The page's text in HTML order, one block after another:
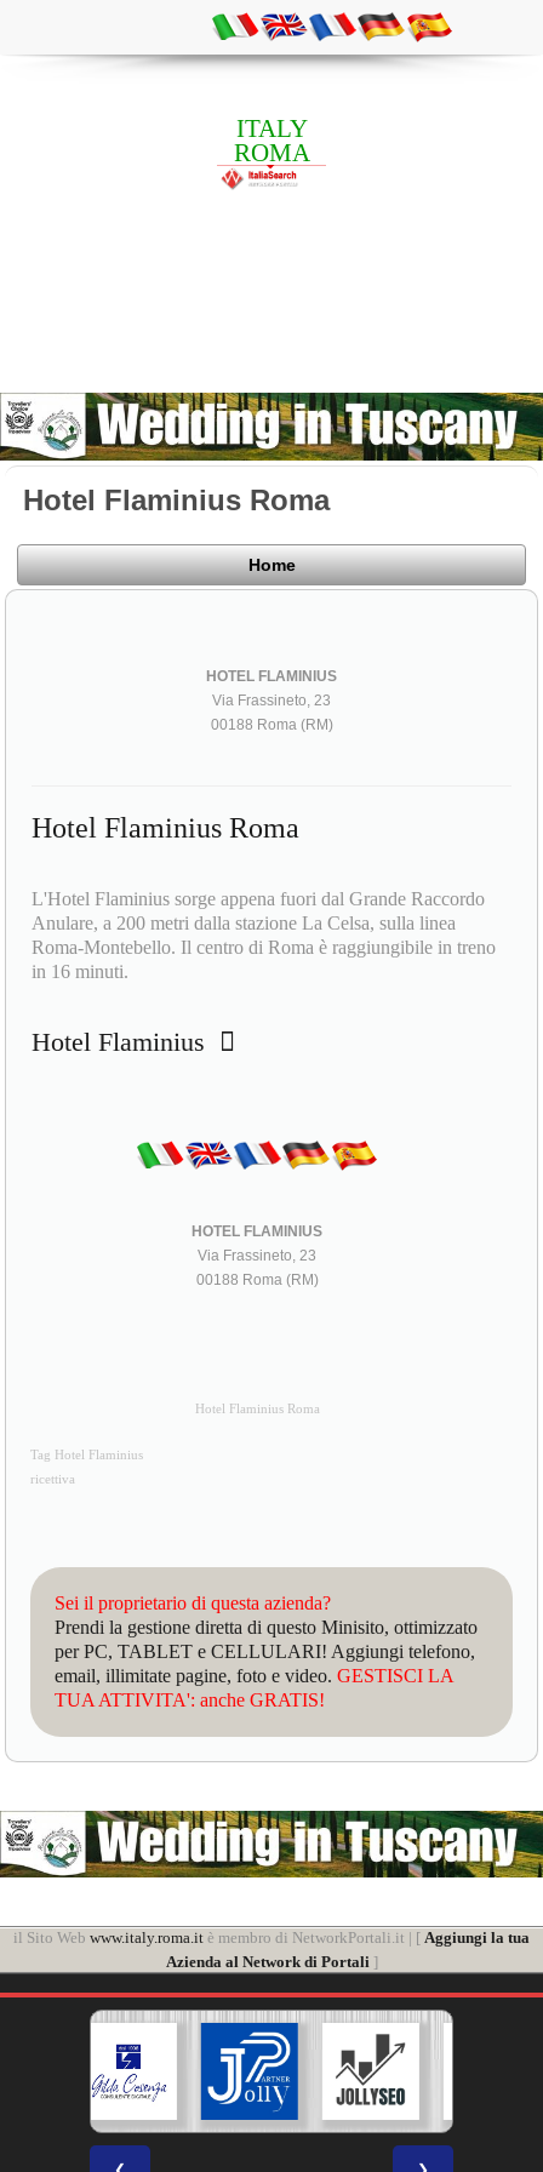
ITALY
ROMA
Hotel Flaminius Roma
Home
HOTEL FLAMINIUS
Via Frassineto, 23
00188 Roma (RM)
Hotel Flaminius Roma
L'Hotel Flaminius sorge appena fuori dal Grande Raccordo
Anulare, a 200 metri dalla stazione La Celsa, sulla linea
Roma-Montebello. Il centro di Roma è raggiungibile in treno
in 16 minuti.
Hotel Flaminius
HOTEL FLAMINIUS
Via Frassineto, 23
00188 Roma (RM)
Hotel Flaminius Roma
Tag Hotel Flaminius
ricettiva
Sei il proprietario di questa azienda?
Prendi la gestione diretta di questo Minisito, ottimizzato
per PC, TABLET e CELLULARI! Aggiungi telefono,
email, illimitate pagine, foto e video.GESTISCI LA
TUA ATTIVITA': anche GRATIS!
il Sito Web www.italy.roma.it è membro di NetworkPortali.it | [ Aggiungi la tua
Azienda al Network di Portali]